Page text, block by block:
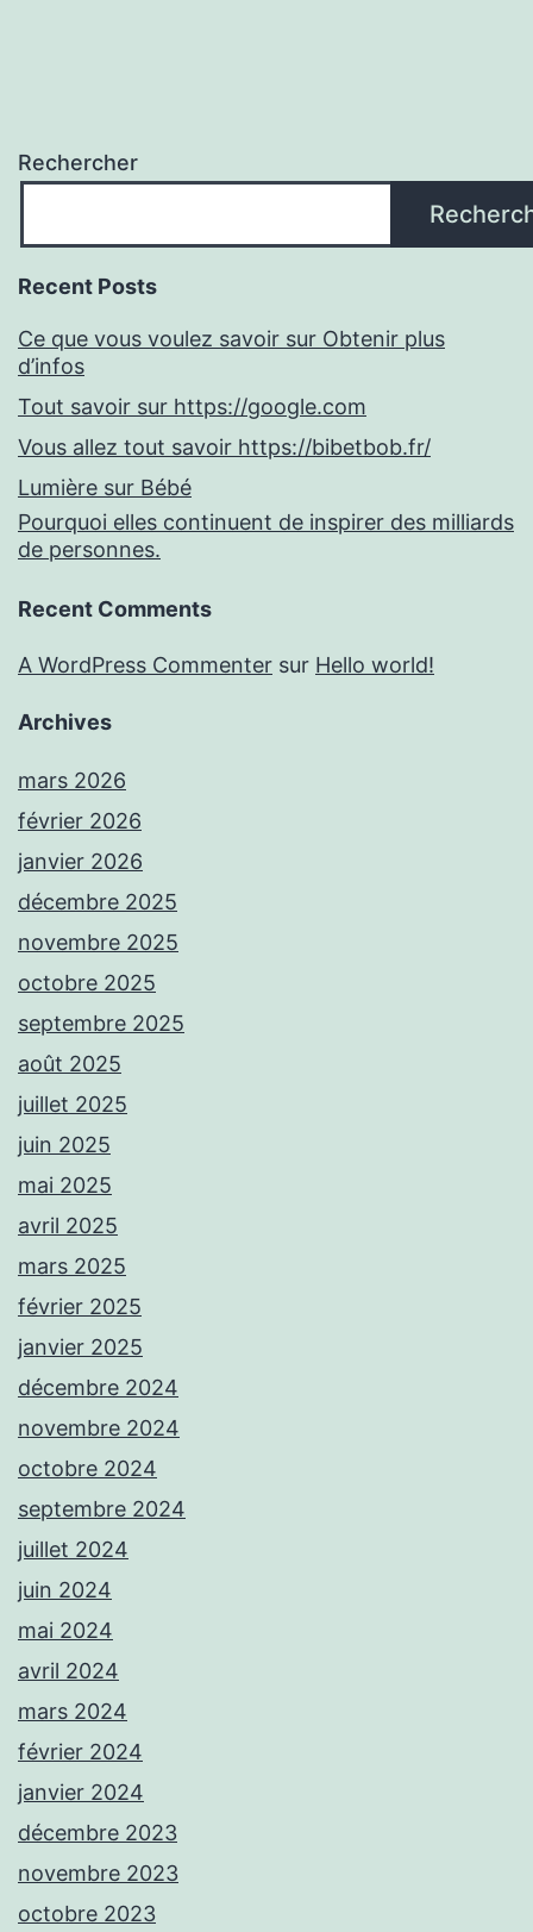
Rechercher
Recent Posts
Ce que vous voulez savoir sur Obtenir plus
d’infos
Tout savoir sur https://google.com
Vous allez tout savoir https://bibetbob.fr/
Lumière sur Bébé
Pourquoi elles continuent de inspirer des milliards
de personnes.
Recent Comments
A WordPress Commenter sur Hello world!
Archives
mars 2026
février 2026
janvier 2026
décembre 2025
novembre 2025
octobre 2025
septembre 2025
août 2025
juillet 2025
juin 2025
mai 2025
avril 2025
mars 2025
février 2025
janvier 2025
décembre 2024
novembre 2024
octobre 2024
septembre 2024
juillet 2024
juin 2024
mai 2024
avril 2024
mars 2024
février 2024
janvier 2024
décembre 2023
novembre 2023
octobre 2023